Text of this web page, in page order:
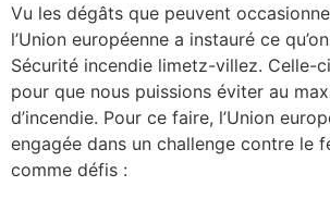
Vu les dégâts que peuvent
l’Union européenne a instauré ce
Sécurité incendie limetz-villez. Celle-
pour que nous puissions éviter au
d’incendie. Pour ce faire, l’Union
engagée dans un challenge contre le
comme défis :